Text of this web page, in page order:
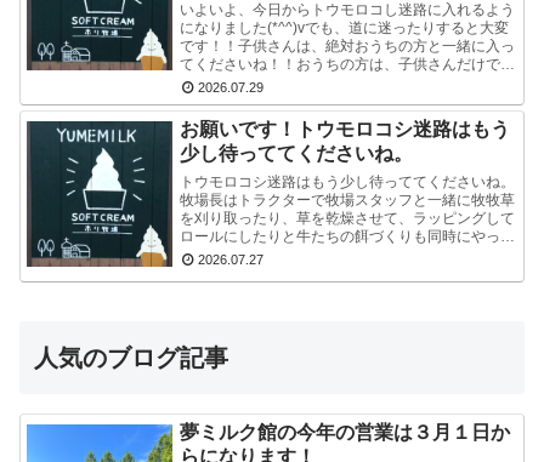
いよいよ、今日からトウモロコし迷路に入れるよう
になりました(*^^)vでも、道に迷ったりすると大変
です！！子供さんは、絶対おうちの方と一緒に入っ
てくださいね！！おうちの方は、子供さんだけで迷
路にはいかせないでくださいね！！よろしくおねが
いし...
2026.07.29
お願いです！トウモロコシ迷路はもう
少し待っててくださいね。
トウモロコシ迷路はもう少し待っててくださいね。
牧場長はトラクターで牧場スタッフと一緒に牧牧草
を刈り取ったり、草を乾燥させて、ラッピングして
ロールにしたりと牛たちの餌づくりも同時にやって
いるので、看板を立て切れていないんです。今はま
2026.07.27
人気のブログ記事
夢ミルク館の今年の営業は３月１日か
らになります！